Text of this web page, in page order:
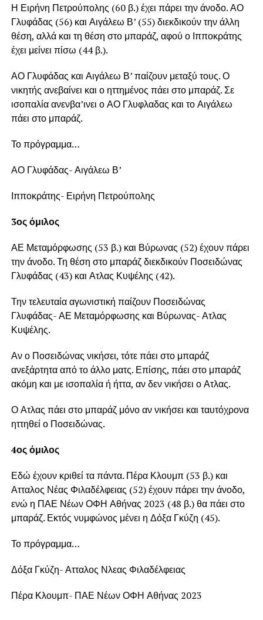
Η Ειρήνη Πετρούπολης (60 β.) έχει πάρει την άνοδο. ΑΟ
Γλυφάδας (56) και Αιγάλεω Β’ (55) διεκδικούν την άλλη
θέση, αλλά και τη θέση στο μπαράζ, αφού ο Ιπποκράτης
έχει μείνει πίσω (44 β.).
ΑΟ Γλυφάδας και Αιγάλεω Β’ παίζουν μεταξύ τους. Ο
νικητής ανεβαίνει και ο ηττημένος πάει στο μπαράζ. Σε
ισοπαλία ανενβα’ινει ο ΑΟ Γλυφλαδας και το Αιγάλεω
πάει στο μπαράζ.
Το πρόγραμμα…
ΑΟ Γλυφάδας- Αιγάλεω Β’
Ιπποκράτης- Ειρήνη Πετρούπολης
3ος όμιλος
ΑΕ Μεταμόρφωσης (53 β.) και Βύρωνας (52) έχουν πάρει
την άνοδο. Τη θέση στο μπαράζ διεκδικούν Ποσειδώνας
Γλυφάδας (43) και Ατλας Κυψέλης (42).
Την τελευταία αγωνιστική παίζουν Ποσειδώνας
Γλυφάδας- ΑΕ Μεταμόρφωσης και Βύρωνας- Ατλας
Κυψέλης.
Αν ο Ποσειδώνας νικήσει, τότε πάει στο μπαράζ
ανεξάρτητα από το άλλο ματς. Επίσης, πάει στο μπαράζ
ακόμη και με ισοπαλία ή ήττα, αν δεν νικήσει ο Ατλας.
Ο Ατλας πάει στο μπαράζ μόνο αν νικήσει και ταυτόχρονα
ηττηθεί ο Ποσειδώνας.
4ος όμιλος
Εδώ έχουν κριθεί τα πάντα. Πέρα Κλουμπ (53 β.) και
Ατταλος Νέας Φιλαδέλφειας (52) έχουν πάρει την άνοδο,
ενώ η ΠΑΕ Νέων ΟΦΗ Αθήνας 2023 (48 β.) θα πάει στο
μπαράζ. Εκτός νυμφώνος μένει η Δόξα Γκύζη (45).
Το πρόγραμμα…
Δόξα Γκύζη- Ατταλος Νλεας Φιλαδέλφειας
Πέρα Κλουμπ- ΠΑΕ Νέων ΟΦΗ Αθήνας 2023